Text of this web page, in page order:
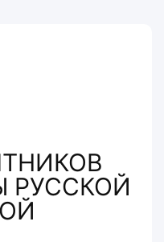
РУССКОЙ